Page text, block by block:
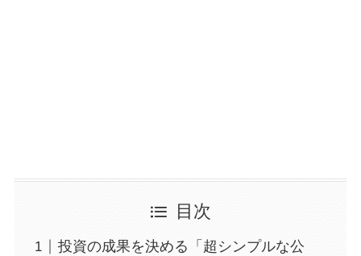
目次
投資の成果を決める「超シンプルな公